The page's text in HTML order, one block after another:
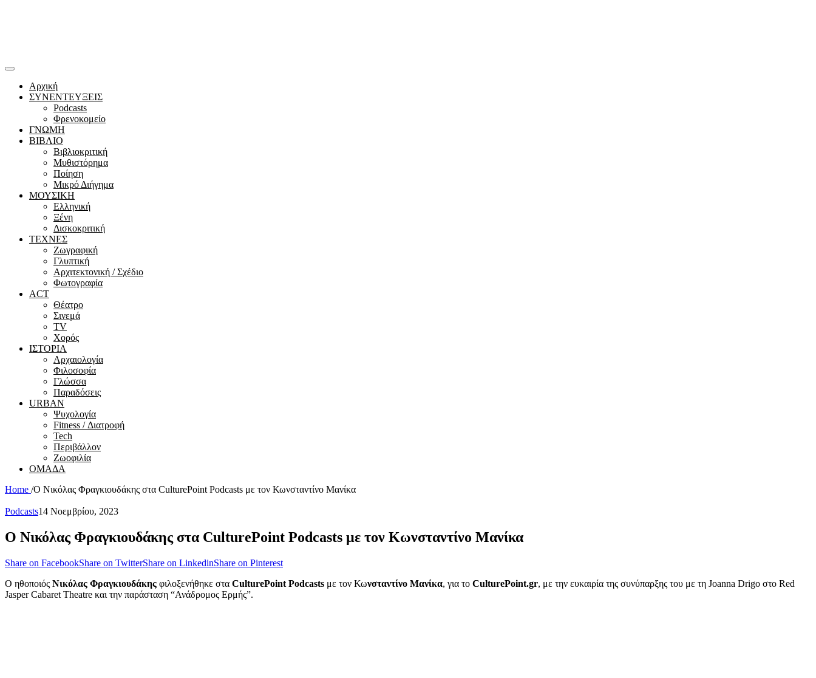
Αρχική
ΣΥΝΕΝΤΕΥΞΕΙΣ
Podcasts
Φρενοκομείο
ΓΝΩΜΗ
ΒΙΒΛΙΟ
Βιβλιοκριτική
Μυθιστόρημα
Ποίηση
Μικρό Διήγημα
ΜΟΥΣΙΚΗ
Ελληνική
Ξένη
Δισκοκριτική
ΤΕΧΝΕΣ
Ζωγραφική
Γλυπτική
Αρχιτεκτονική / Σχέδιο
Φωτογραφία
ACT
Θέατρο
Σινεμά
ΤV
Χορός
ΙΣΤΟΡΙΑ
Αρχαιολογία
Φιλοσοφία
Γλώσσα
Παραδόσεις
URBAN
Ψυχολογία
Fitness / Διατροφή
Tech
Περιβάλλον
Ζωοφιλία
ΟΜΑΔΑ
Home /Ο Νικόλας Φραγκιουδάκης στα CulturePoint Podcasts με τον Κωνσταντίνο Μανίκα
Podcasts14 Νοεμβρίου, 2023
Ο Νικόλας Φραγκιουδάκης στα CulturePoint Podcasts με τον Κωνσταντίνο Μανίκα
Share on FacebookShare on TwitterShare on LinkedinShare on Pinterest
Ο ηθοποιός Νικόλας Φραγκιουδάκης φιλοξενήθηκε στα CulturePoint Podcasts με τον Κωνσταντίνο Μανίκα, για το CulturePoint.gr, με την ευκαιρία της συνύπαρξης του με τη Joanna Drigo στο Red
Jasper Cabaret Theatre και την παράσταση “Ανάδρομος Ερμής”.